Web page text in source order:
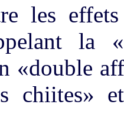
les
la
«double
chiites»